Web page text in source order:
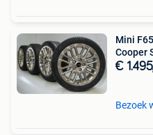
Mini
Cooper
€
Bezoek